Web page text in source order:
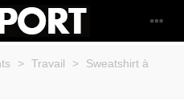
> Travail >
Sweatshirt à